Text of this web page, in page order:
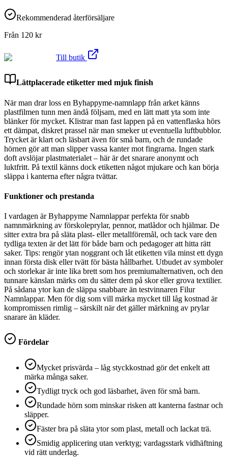
Rekommenderad återförsäljare
Från 120 kr
Till butik
Lättplacerade etiketter med mjuk finish
När man drar loss en Byhappyme-namnlapp från arket känns
plastfilmen tunn men ändå följsam, med en lätt matt yta som inte
blänker för mycket. Klistrar man fast lappen på en vattenflaska hörs
ett dämpat, diskret prassel när man smeker ut eventuella luftbubblor.
Trycket är klart och läsbart även för små barn, och de rundade
hörnen gör att man slipper vassa kanter mot fingrarna. Ingen stark
doft avslöjar plastmaterialet – här är det snarare anonymt och
luktfritt. På textil känns dock etiketten något mjukare och kan börja
släppa i kanterna efter några tvättar.
Funktioner och prestanda
I vardagen är Byhappyme Namnlappar perfekta för snabb
namnmärkning av förskoleprylar, pennor, matlådor och hjälmar. De
sitter extra bra på släta plast- eller metallföremål, och tack vare den
tydliga texten är det lätt för både barn och pedagoger att hitta rätt
saker. Tips: rengör ytan noggrant och låt etiketten vila minst ett dygn
innan första disk eller tvätt för bästa hållbarhet. Utbudet av symboler
och storlekar är inte lika brett som hos premiumalternativen, och den
tunnare känslan märks om du sätter dem på skor eller grova textilier.
På sådana ytor kan de släppa snabbare än testvinnaren Filur
Namnlappar. Men för dig som vill märka mycket till låg kostnad är
kompromissen rimlig – särskilt när det gäller märkning av prylar
snarare än kläder.
Fördelar
Mycket prisvärda – låg styckkostnad gör det enkelt att
märka många saker.
Tydligt tryck och god läsbarhet, även för små barn.
Rundade hörn som minskar risken att kanterna fastnar och
släpper.
Fäster bra på släta ytor som plast, metall och lackat trä.
Smidig applicering utan verktyg; vardagsstark vidhäftning
vid rätt underlag.